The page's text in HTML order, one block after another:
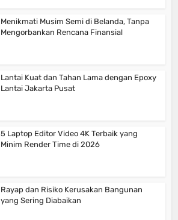
Menikmati Musim Semi di Belanda, Tanpa
Mengorbankan Rencana Finansial
Lantai Kuat dan Tahan Lama dengan Epoxy
Lantai Jakarta Pusat
5 Laptop Editor Video 4K Terbaik yang
Minim Render Time di 2026
Rayap dan Risiko Kerusakan Bangunan
yang Sering Diabaikan